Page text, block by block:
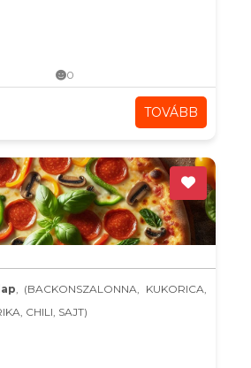
0
TOVÁBB
, (BACKONSZALONNA, KUKORICA,
CHILI, SAJT)